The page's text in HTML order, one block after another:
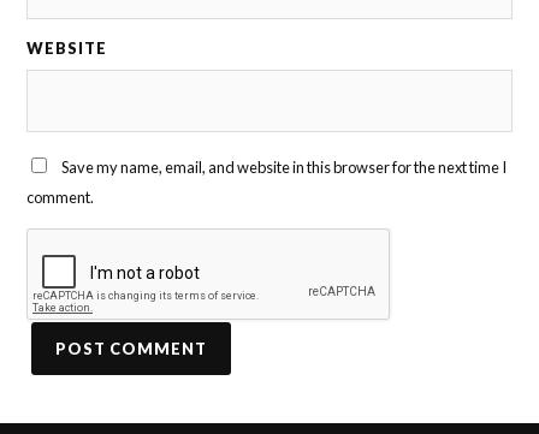
WEBSITE
Save my name, email, and website in this browser for the next time I
comment.